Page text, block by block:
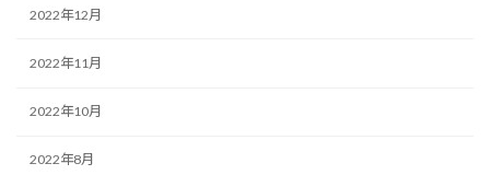
2022年12月
2022年11月
2022年10月
2022年8月